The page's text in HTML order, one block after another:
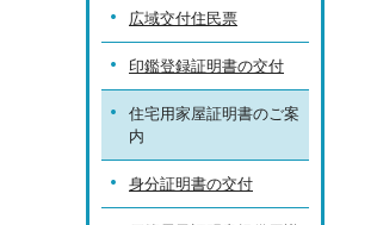
広域交付住民票
印鑑登録証明書の交付
住宅用家屋証明書のご案
内
身分証明書の交付